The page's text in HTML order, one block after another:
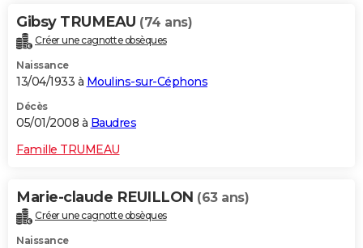
Gibsy TRUMEAU (74 ans)
Créer une cagnotte obsèques
Naissance
13/04/1933 à Moulins-sur-Céphons
Décès
05/01/2008 à Baudres
Famille TRUMEAU
Marie-claude REUILLON (63 ans)
Créer une cagnotte obsèques
Naissance